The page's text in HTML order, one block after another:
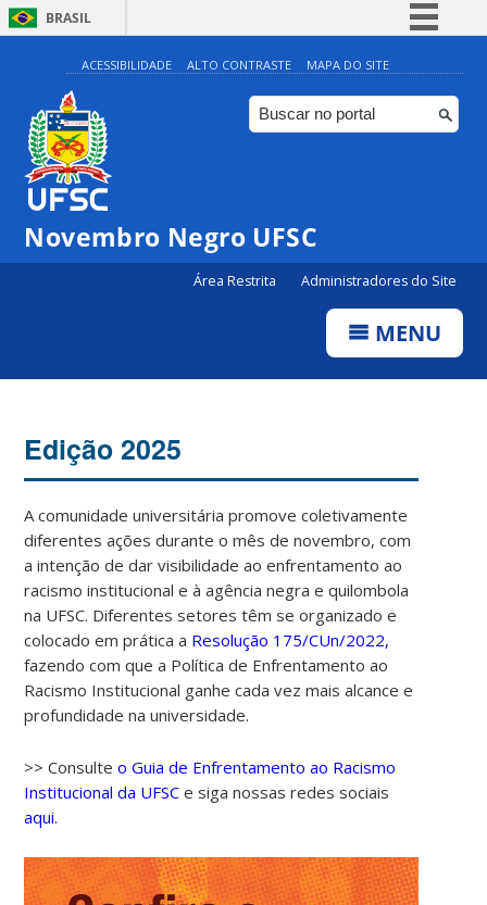
BRASIL
Simplifique!
Comunica BR
Participe
ACESSIBILIDADE ALTO CONTRASTE MAPA DO SITE
Novembro Negro UFSC
Área Restrita Administradores do Site
MENU
Edição 2025
A comunidade universitária promove coletivamente
diferentes ações durante o mês de novembro, com
a intenção de dar visibilidade ao enfrentamento ao
racismo institucional e à agência negra e quilombola
na UFSC. Diferentes setores têm se organizado e
colocado em prática a Resolução 175/CUn/2022,
fazendo com que a Política de Enfrentamento ao
Racismo Institucional ganhe cada vez mais alcance e
profundidade na universidade.
>> Consulteo Guia de Enfrentamento ao Racismo
Institucional da UFSC e siga nossas redes sociais
aqui.